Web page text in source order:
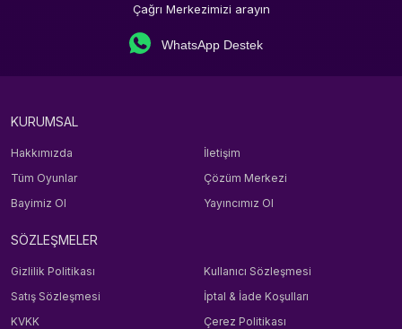
Çağrı Merkezimizi arayın
WhatsApp Destek
KURUMSAL
Hakkımızda
İletişim
Tüm Oyunlar
Çözüm Merkezi
Bayimiz Ol
Yayıncımız Ol
SÖZLEŞMELER
Gizlilik Politikası
Kullanıcı Sözleşmesi
Satış Sözleşmesi
İptal & İade Koşulları
KVKK
Çerez Politikası